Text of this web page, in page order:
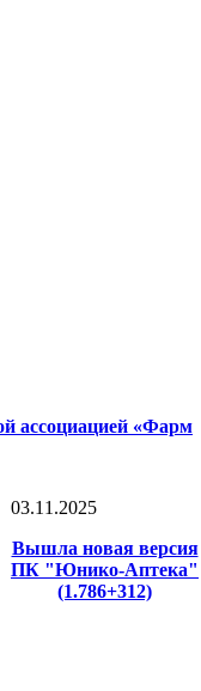
ассоциацией «Фарм
03.11.2025
Вышла новая версия
ПК "Юнико-Аптека"
(1.786+312)